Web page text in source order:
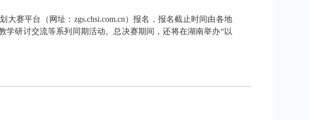
赛平台（网址：zgs.chsi.com.cn）报名，报名截止时间由各地
研讨交流等系列同期活动。总决赛期间，还将在湖南举办“以